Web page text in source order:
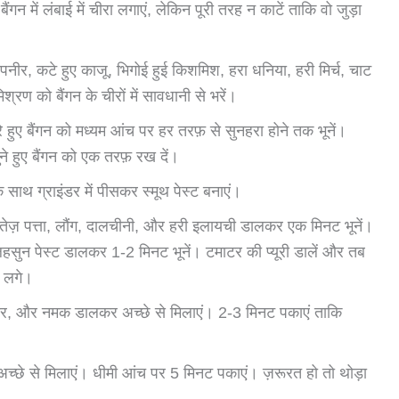
में लंबाई में चीरा लगाएं, लेकिन पूरी तरह न काटें ताकि वो जुड़ा
कटे हुए काजू, भिगोई हुई किशमिश, हरा धनिया, हरी मिर्च, चाट
को बैंगन के चीरों में सावधानी से भरें।
बैंगन को मध्यम आंच पर हर तरफ़ से सुनहरा होने तक भूनें।
हुए बैंगन को एक तरफ़ रख दें।
ग्राइंडर में पीसकर स्मूथ पेस्ट बनाएं।
पत्ता, लौंग, दालचीनी, और हरी इलायची डालकर एक मिनट भूनें।
पेस्ट डालकर 1-2 मिनट भूनें। टमाटर की प्यूरी डालें और तब
लगे।
और नमक डालकर अच्छे से मिलाएं। 2-3 मिनट पकाएं ताकि
से मिलाएं। धीमी आंच पर 5 मिनट पकाएं। ज़रूरत हो तो थोड़ा